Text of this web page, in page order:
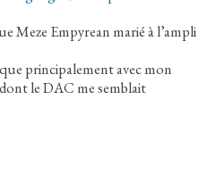
Meze Empyrean marié à l’ampli
principalement avec mon
le DAC me semblait